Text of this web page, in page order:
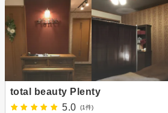
total beauty Plenty
5.0
(1件)